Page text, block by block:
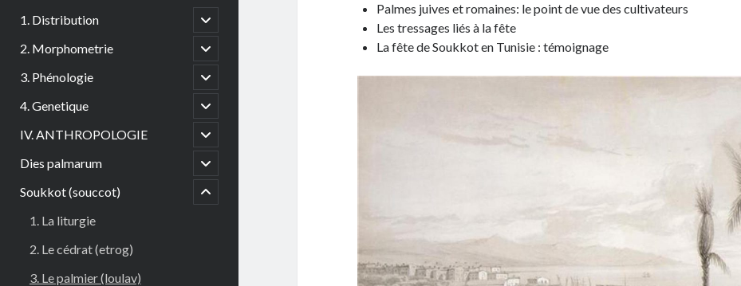
1. Distribution
open
child
menu
2. Morphometrie
open
child
menu
3. Phénologie
open
child
menu
4. Genetique
open
child
menu
IV. ANTHROPOLOGIE
open
child
menu
Dies palmarum
open
child
menu
Soukkot (souccot) open
child
menu
1. La liturgie
2. Le cédrat (etrog)
3. Le palmier (loulav)
Palmes juives et romaines: le point de vue des cultivateurs
Les tressages liés à la fête
La fête de Soukkot en Tunisie : témoignage